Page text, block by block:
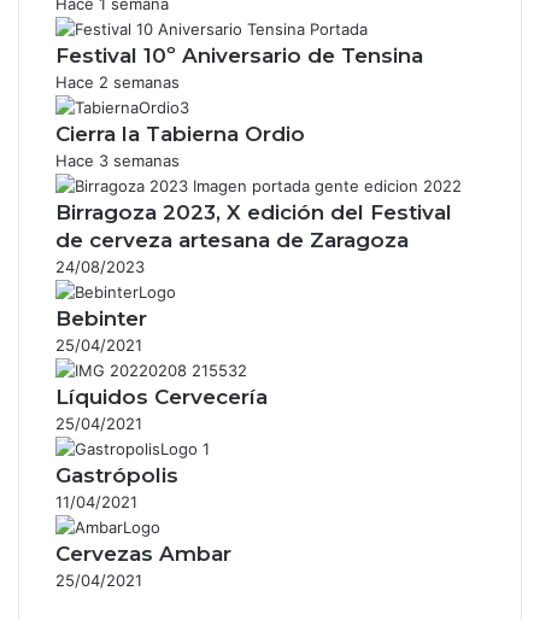
Festival 10º Aniversario de Tensina
Hace 2 semanas
Cierra la Tabierna Ordio
Hace 3 semanas
Birragoza 2023, X edición del Festival
de cerveza artesana de Zaragoza
24/08/2023
Bebinter
25/04/2021
Líquidos Cervecería
25/04/2021
Gastrópolis
11/04/2021
Cervezas Ambar
25/04/2021